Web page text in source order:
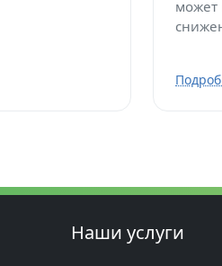
может
Наши услуги